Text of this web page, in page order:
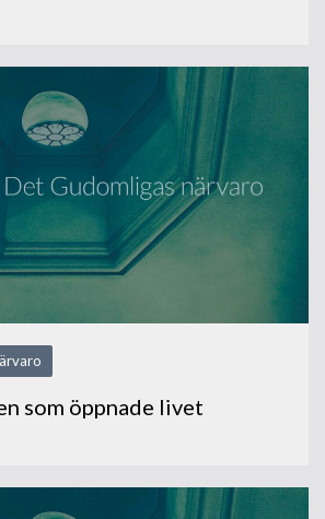
som öppnade livet